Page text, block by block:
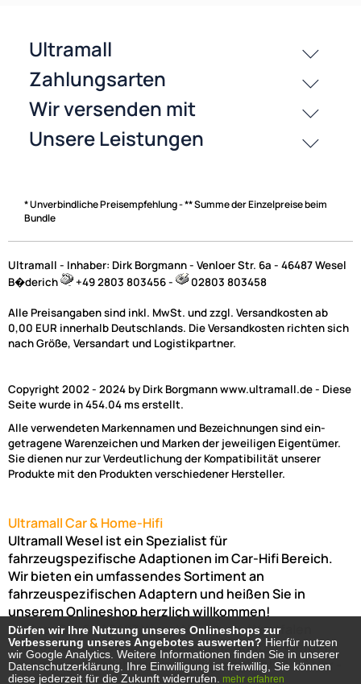
History
Zahlungsarten
* Unverbindliche Preisempfehlung - ** Summe der Einzelpreise beim
Bundle
Ultramall - Inhaber: Dirk Borgmann - Venloer Str. 6a - 46487 Wesel
B�derich
+49 2803 803456 - 02803 803458
Alle Preisangaben sind inkl. MwSt. und zzgl. Versandkosten ab
0,00 EUR innerhalb Deutschlands. Die Versandkosten richten sich
nach Größe, Versandart und Logistikpartner.
Copyright 2002 - 2024 by Dirk Borgmann www.ultramall.de - Diese
Seite wurde in 454.04 ms erstellt.
Alle verwendeten Markennamen und Bezeichnungen sind ein-
getragene Warenzeichen und Marken der jeweiligen Eigentümer.
Sie dienen nur zur Verdeutlichung der Kompatibilität unserer
Produkte mit den Produkten verschiedener Hersteller.
Ultramall Car & Home-Hifi
Ultramall Wesel ist ein Spezialist für
fahrzeugspezifische Adaptionen im Car-Hifi Bereich.
Wir bieten ein umfassendes Sortiment an
fahrzeuspezifischen Adaptern und heißen Sie in
unserem Onlineshop herzlich willkommen!
Venloer Str. 6a46487 WeselNordrhein-Westfalen
Telefon:02803-803456Bürozeiten: Montag-Freitag:
(Abholung nur nach Vereinbarung möglich!)8:00 Uhr -
Dürfen wir Ihre Nutzung unseres Onlineshops zur
Verbesserung unseres Angebotes auswerten? Hierfür nutzen
wir Google Analytics. Weitere Informationen finden Sie in unserer
Datenschutzerklärung. Ihre Einwilligung ist freiwillig, Sie können
diese jederzeit für die Zukunft widerrufen.
mehr erfahren
Dürfen wir Ihre Nutzung unseres Onlineshops zur
Verbesserung unseres Angebotes auswerten? Hierfür nutzen
wir Google Analytics. Weitere Informationen finden Sie in unserer
Datenschutzerklärung. Ihre Einwilligung ist freiwillig, Sie können
diese jederzeit für die Zukunft widerrufen.
mehr erfahren